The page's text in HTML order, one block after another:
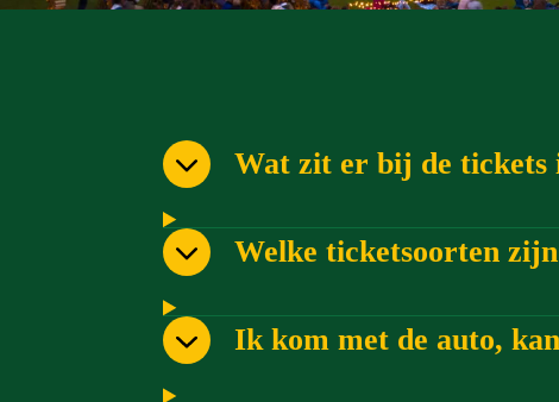
Wat zit er bij de tickets
Welke ticketsoorten
Ik kom met de auto,